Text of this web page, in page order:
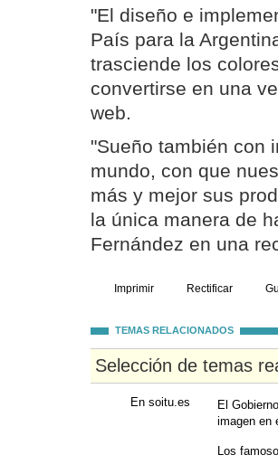
"El diseño e
País para la
trasciende los
convertirse en una
web.
"Sueño también con
mundo, con que
más y mejor sus
la única manera de
Fernández en una
Imprimir Rectificar
TEMAS RELACIONADOS
Selección de temas
En soitu.es
El
imagen en
Los